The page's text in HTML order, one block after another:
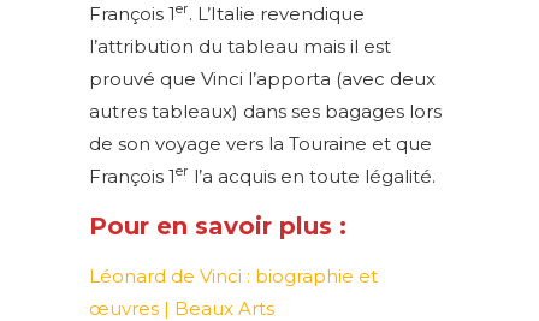
François 1er. L’Italie revendique
l’attribution du tableau mais il est
prouvé que Vinci l’apporta (avec deux
autres tableaux) dans ses bagages lors
de son voyage vers la Touraine et que
François 1er l’a acquis en toute légalité.
Pour en savoir plus :
Léonard de Vinci : biographie et
œuvres | Beaux Arts